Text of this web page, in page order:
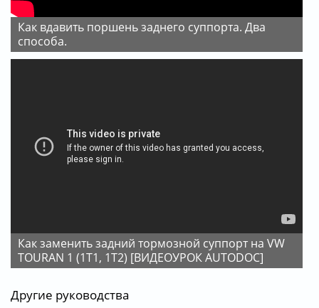
Как вдавить поршень заднего суппорта. Два
способа.
Как заменить задний тормозной суппорт на VW
TOURAN 1 (1T1, 1T2) [ВИДЕОУРОК AUTODOC]
Другие руководства